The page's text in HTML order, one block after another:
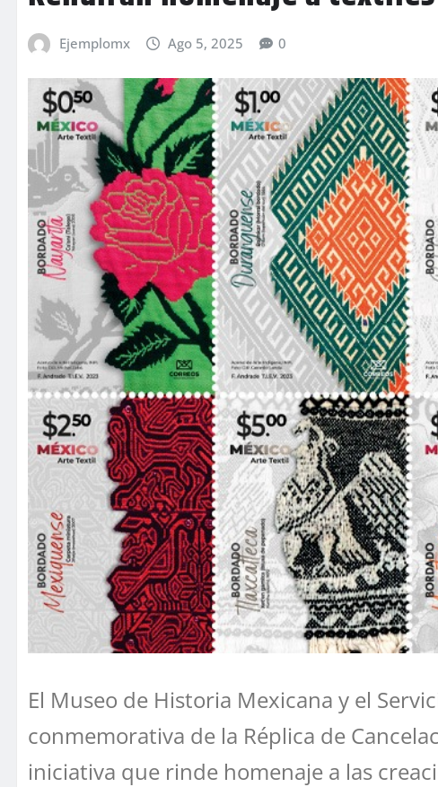
Ejemplomx Ago 5, 2025 0
El Museo de Historia Mexicana y el
conmemorativa de la Réplica de
iniciativa que rinde homenaje a las